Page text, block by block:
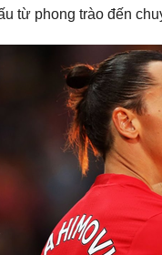
từ phong trào đến